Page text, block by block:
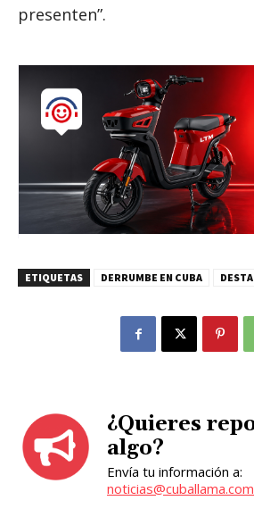
presenten”.
ETIQUETAS DERRUMBE EN CUBA
¿Quieres
algo?
Envía tu información a:
noticias@cuballama.com